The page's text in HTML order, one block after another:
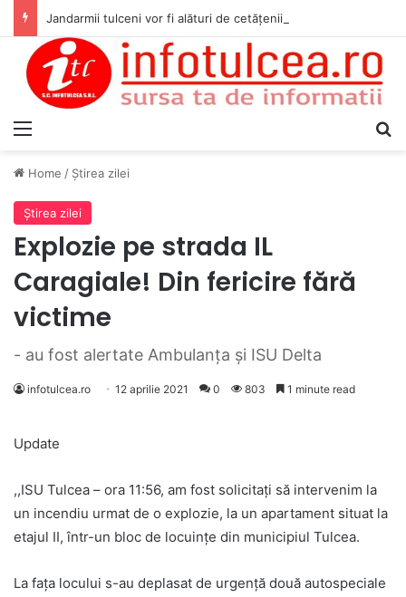
Home / Ştirea zilei
Ştirea zilei
Explozie pe strada IL
Caragiale! Din fericire fără
victime
- au fost alertate Ambulanța și ISU Delta
infotulcea.ro 12 aprilie 2021 0 803 1 minute read
Update
,,ISU Tulcea – ora 11:56, am fost solicitați să intervenim la
un incendiu urmat de o explozie, la un apartament situat la
etajul II, într-un bloc de locuințe din municipiul Tulcea.
La fața locului s-au deplasat de urgență două autospeciale